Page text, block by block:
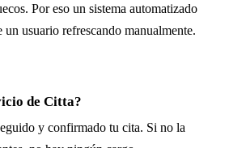
Por eso un sistema automatizado
un usuario refrescando manualmente.
de Citta?
y confirmado tu cita. Si no la